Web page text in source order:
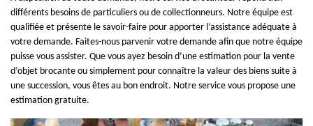
différents besoins de particuliers ou de collectionneurs. Notre équipe est
qualifiée et présente le savoir-faire pour apporter l’assistance adéquate à
votre demande. Faites-nous parvenir votre demande afin que notre équipe
puisse vous assister. Que vous ayez besoin d’une estimation pour la vente
d’objet brocante ou simplement pour connaître la valeur des biens suite à
une succession, vous êtes au bon endroit. Notre service vous propose une
estimation gratuite.